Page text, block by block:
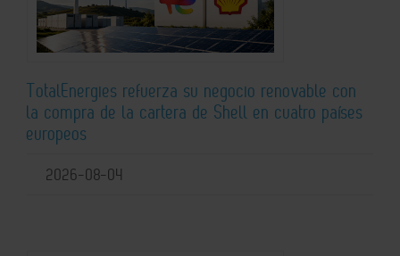
TotalEnergies refuerza su negocio renovable con
la compra de la cartera de Shell en cuatro países
europeos
2026-08-04